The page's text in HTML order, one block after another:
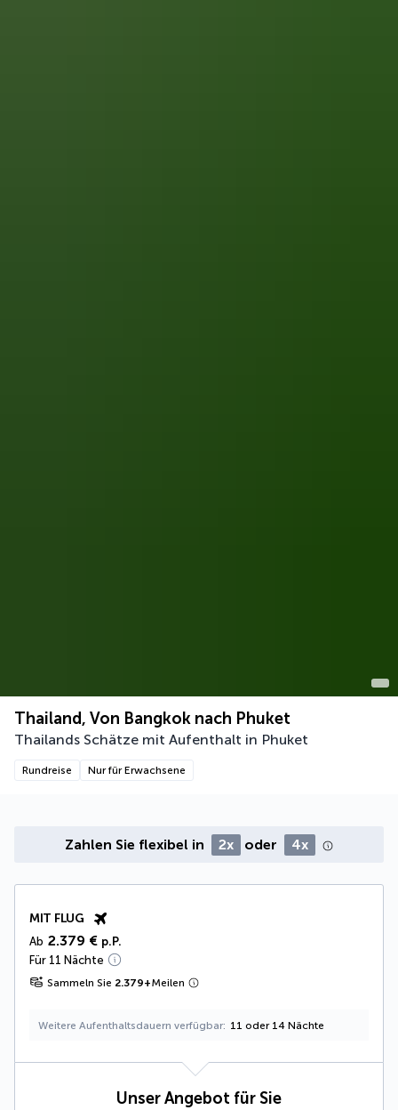
Thailand, Von Bangkok nach Phuket
Thailands Schätze mit Aufenthalt in Phuket
Rundreise Nur für Erwachsene
Zahlen Sie flexibel in 2x oder 4x
MIT FLUG
Ab 2.379 € p.P.
Für 11 Nächte
Sammeln Sie 2.379+Meilen
Weitere Aufenthaltsdauern verfügbar 11 oder 14 Nächte
Unser Angebot für Sie